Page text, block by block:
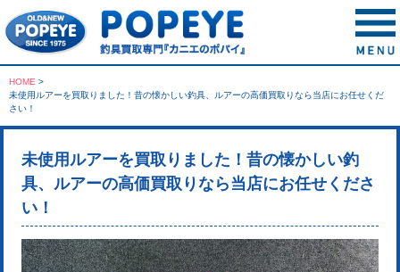
HOME >
未使用ルアーを買取りました！昔の懐かしい釣具、ルアーの高価買取りなら当店にお任せくだ
さい！
未使用ルアーを買取りました！昔の懐かしい釣
具、ルアーの高価買取りなら当店にお任せくださ
い！